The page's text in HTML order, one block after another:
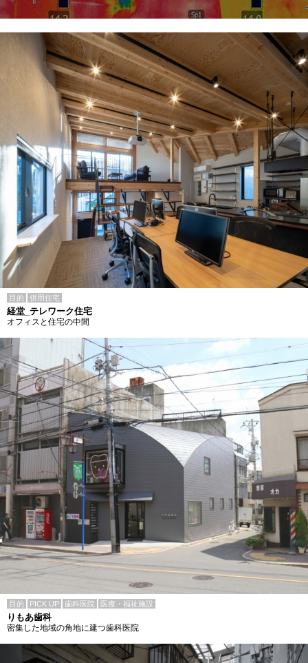
目的 併用住宅
経堂_テレワーク住宅
オフィスと住宅の中間
目的 PICK UP 歯科医院 医療・福祉施設
りもあ歯科
密集した地域の角地に建つ歯科医院